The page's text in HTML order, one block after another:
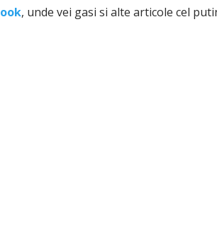
, unde vei gasi si alte articole cel